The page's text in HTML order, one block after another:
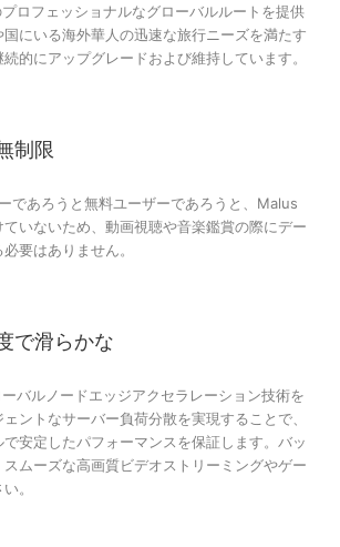
ロフェッショナルなグローバルルートを提供
国にいる海外華人の迅速な旅行ニーズを満たす
的にアップグレードおよび維持しています。
制限
であろうと無料ユーザーであろうと、Malus
いないため、動画視聴や音楽鑑賞の際にデー
要はありません。
で滑らかな
バルノードエッジアクセラレーション技術を
ントなサーバー負荷分散を実現することで、
安定したパフォーマンスを保証します。バッ
ムーズな高画質ビデオストリーミングやゲー
。